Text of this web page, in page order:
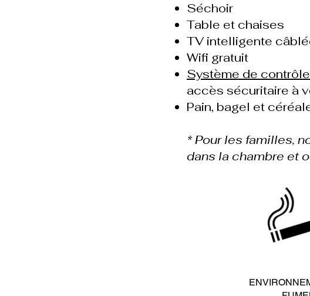
Séchoir
Table et chaises
TV intelligente
Wifi gratuit
Système de
accès sécuritaire à
Pain, bagel et
* Pour les familles,
dans la chambre et